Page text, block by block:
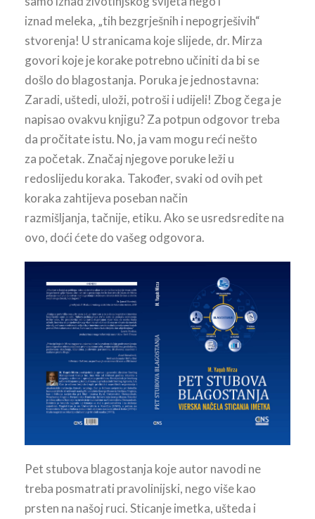
iznad meleka, „tih bezgrješnih i nepogrješivih“
stvorenja! U stranicama koje slijede, dr. Mirza
govori koje je korake potrebno učiniti da bi se
došlo do blagostanja. Poruka je jednostavna:
Zaradi, uštedi, uloži, potroši i udijeli! Zbog čega je
napisao ovakvu knjigu? Za potpun odgovor treba
da pročitate istu. No, ja vam mogu reći nešto
za početak. Značaj njegove poruke leži u
redoslijedu koraka. Također, svaki od ovih pet
koraka zahtijeva poseban način
razmišljanja, tačnije, etiku. Ako se usredsredite na
ovo, doći ćete do vašeg odgovora.
Pet stubova blagostanja koje autor navodi ne
treba posmatrati pravolinijski, nego više kao
prsten na našoj ruci. Sticanje imetka, ušteda i